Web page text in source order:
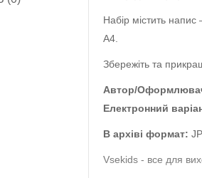
Набір містить
А4.
Збережіть та
Автор/
Електронний
В архіві формат:
Vsekids - все для